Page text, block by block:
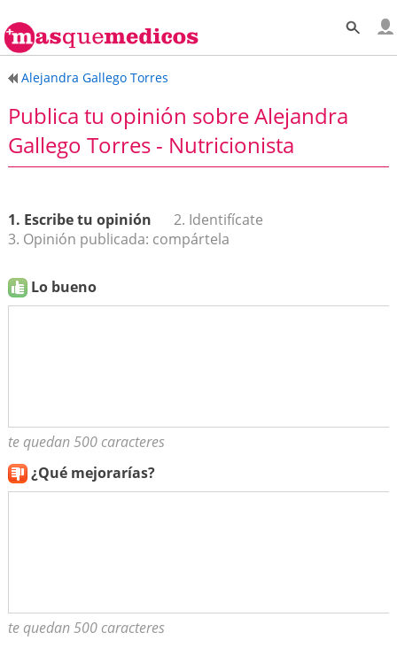
Alejandra Gallego Torres
Publica tu opinión sobre Alejandra
Gallego Torres - Nutricionista
1. Escribe tu opinión
2. Identifícate
3. Opinión publicada: compártela
Lo bueno
te quedan 500 caracteres
¿Qué mejorarías?
te quedan 500 caracteres